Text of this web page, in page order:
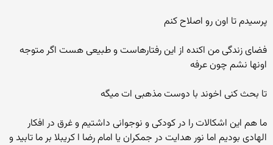
پرسیدم تا اون رو اصلاح کنم
فضای زندگی من اکنده از این رفتارهاست و طبیعی هست اگر متوجه
اونها نشم چون عرفه
تا بحث کنی اخوند با دوست مذهبی ات میگه
ما هم این اشکالات را در کودکی و نوجوانی داشتیم و غرق در افکار
الهادی بودیم اما نور هدایت در جمکران یا امام رضا ا کریبلا بر ما تابید و